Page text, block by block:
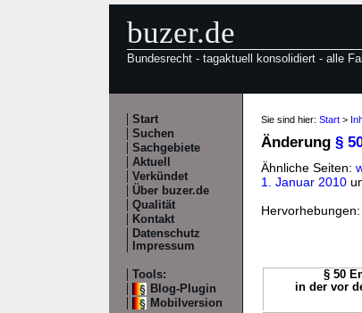
buzer.de
Bundesrecht - tagaktuell konsolidiert - alle
Start
Suchen
Sachgebiete
Aktuell
Verkündet
Über buzer.de
Qualität
Kontakt
Datenschutz
Impressum
Tools:
Blog-Plugin
Mobilversion
Sie sind hier: Start >
Änderung §
Ähnliche Seiten:
1. Januar 2010
Hervorhebungen:
§ 50
in der vor